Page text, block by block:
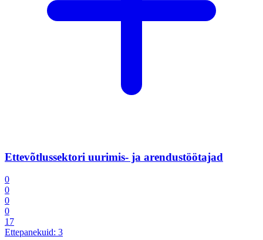
Ettevõtlussektori uurimis- ja arendustöötajad
0
0
0
0
17
Ettepanekuid: 3